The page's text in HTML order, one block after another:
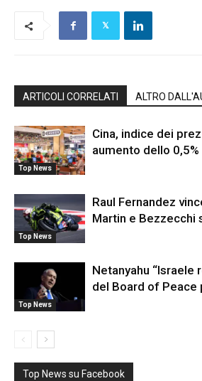
ARTICOLI CORRELATI ALTRO
Top News
Cina, indice dei
aumento dello 0,5%
Top News
Raul Fernandez
Martin e Bezzecchi
Top News
Netanyahu “Israele
del Board of Peace
Top News su Facebook